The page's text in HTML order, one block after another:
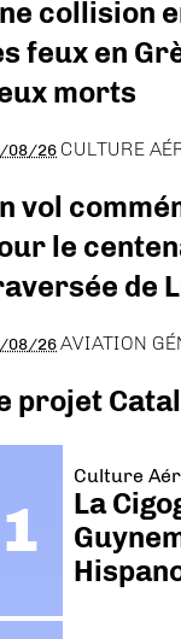
collision
feux en
morts
08/26 CULTURE
vol
le
de
08/26AVIATION
projet
Culture
La